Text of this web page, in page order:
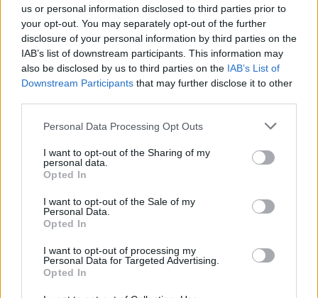
us or personal information disclosed to third parties prior to
your opt-out. You may separately opt-out of the further
disclosure of your personal information by third parties on the
IAB’s list of downstream participants. This information may
also be disclosed by us to third parties on the IAB’s List of
Downstream Participants that may further disclose it to other
Please note that this website/app uses one or more Google
not limited to your visit or usage behaviour. You may click to
grant or deny consent to Google and its third-party tags to
use your data for below specified purposes in below Google
consent section.
Personal Data Processing Opt Outs
I want to opt-out of the Sharing of my
personal data.
Opted In
I want to opt-out of the Sale of my
Personal Data.
Opted In
I want to opt-out of processing my
Personal Data for Targeted Advertising.
Opted In